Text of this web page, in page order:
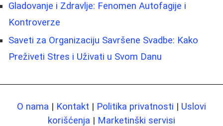
Gladovanje i Zdravlje: Fenomen Autofagije i
Kontroverze
Saveti za Organizaciju Savršene Svadbe: Kako
Preživeti Stres i Uživati u Svom Danu
O nama | Kontakt | Politika privatnosti | Uslovi
korišćenja | Marketinški servisi